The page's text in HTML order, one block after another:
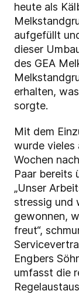
heute als
aufgefüllt
dieser
des GEA
erhalten,
sorgte.
Mit dem
wurde vieles
Wochen
Paar bereits
„Unser
stressig und
gewonnen,
freut“,
Engbers
umfasst die